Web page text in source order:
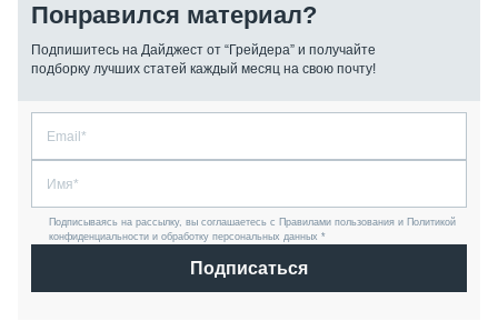
Понравился материал?
Подпишитесь на Дайджест от “Грейдера” и получайте
подборку лучших статей каждый месяц на свою почту!
Подписываясь на рассылку, вы соглашаетесь с Правилами пользования и Политикой
конфиденциальности и обработку персональных данных *
Подписаться